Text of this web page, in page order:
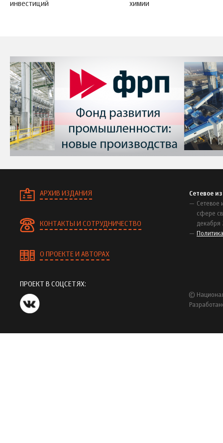
инвестиций
химии
АРХИВ ИЗДАНИЯ
КОНТАКТЫ И СОТРУДНИЧЕСТВО
О ПРОЕКТЕ И АВТОРАХ
Сетевое
Сетевое
сфере
декабря
ПРОЕКТ В СОЦСЕТЯХ:
©